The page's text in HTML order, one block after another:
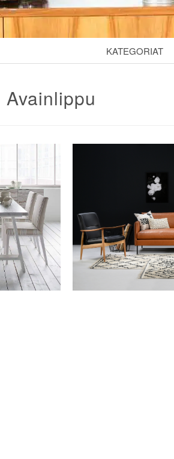
KATEGORIAT
Avainlippu